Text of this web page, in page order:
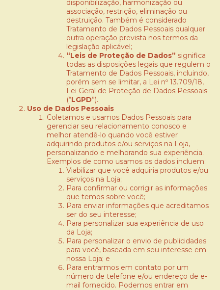
disponibilização, harmonização ou
associação, restrição, eliminação ou
destruição. Também é considerado
Tratamento de Dados Pessoais qualquer
outra operação prevista nos termos da
legislação aplicável;
“Leis de Proteção de Dados” significa
todas as disposições legais que regulem o
Tratamento de Dados Pessoais, incluindo,
porém sem se limitar, a Lei nº 13.709/18,
Lei Geral de Proteção de Dados Pessoais
(“LGPD”).
Uso de Dados Pessoais
Coletamos e usamos Dados Pessoais para
gerenciar seu relacionamento conosco e
melhor atendê-lo quando você estiver
adquirindo produtos e/ou serviços na Loja,
personalizando e melhorando sua experiência.
Exemplos de como usamos os dados incluem:
Viabilizar que você adquiria produtos e/ou
serviços na Loja;
Para confirmar ou corrigir as informações
que temos sobre você;
Para enviar informações que acreditamos
ser do seu interesse;
Para personalizar sua experiência de uso
da Loja;
Para personalizar o envio de publicidades
para você, baseada em seu interesse em
nossa Loja; e
Para entrarmos em contato por um
número de telefone e/ou endereço de e-
mail fornecido. Podemos entrar em